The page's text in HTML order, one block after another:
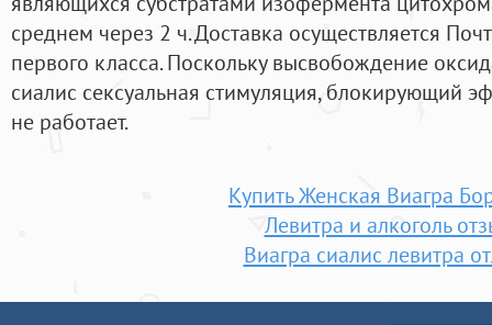
среднем через 2 ч. Доставка осуществляется
первого класса. Поскольку высвобождение
сиалис сексуальная стимуляция, блокирующий
не работает.
Купить Женская Виагра
Левитра и алкоголь
Виагра сиалис левитра